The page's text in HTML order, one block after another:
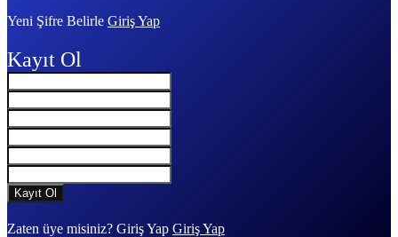
Yeni Şifre Belirle Giriş Yap
Kayıt Ol
Zaten üye misiniz? Giriş Yap Giriş Yap